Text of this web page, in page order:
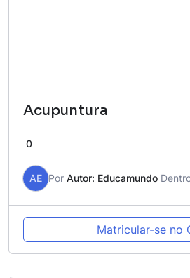
Acupuntura
0
AE Por Autor: Educamundo
Matricular-se no